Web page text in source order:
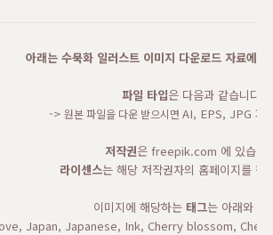
아래는 수묵화 일러스트 이미지 다운로드 자료에
파일 타입은 다음과 같습니다.
-> 원본 파일을 다운 받으시면 AI, EPS, JPG 파
저작권은 freepik.com 에 있습니
라이센스는 해당 저작권자의 홈페이지를 참
이미지에 해당하는 태그는 아래와 같
Japan, Japanese, Ink, Cherry blossom,